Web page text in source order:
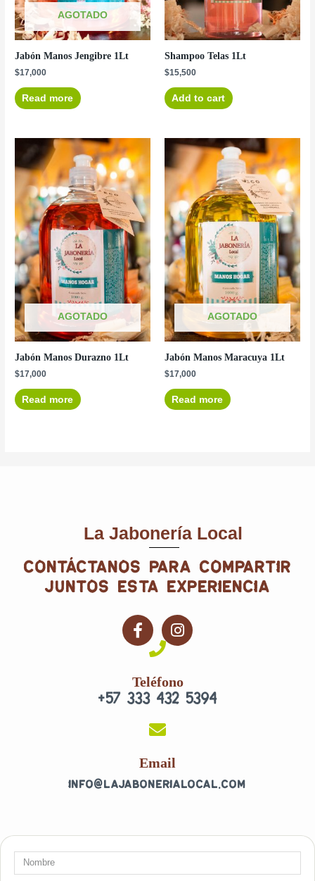
AGOTADO
Jabón Manos Jengibre 1Lt
$17,000
Read more
Shampoo Telas 1Lt
$15,500
Add to cart
AGOTADO
Jabón Manos Durazno 1Lt
$17,000
Read more
AGOTADO
Jabón Manos Maracuya 1Lt
$17,000
Read more
La Jabonería Local
contáctanos para compartir
juntos esta experiencia
F
a
b
o
f
I
n
a
g
Teléfono
+57 333 432 5394
Email
info@lajabonerialocal.com
Nombre